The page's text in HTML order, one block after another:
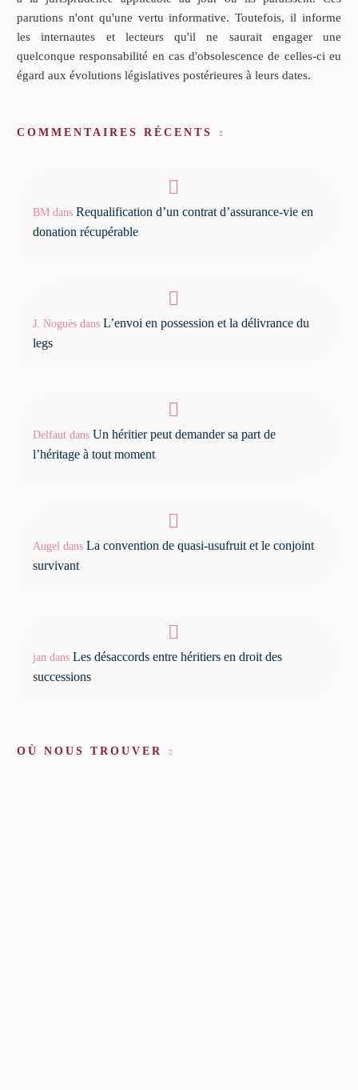
parutions n'ont qu'une vertu informative. Toutefois, il informe
les internautes et lecteurs qu'il ne saurait engager une
quelconque responsabilité en cas d'obsolescence de celles-ci eu
égard aux évolutions législatives postérieures à leurs dates.
COMMENTAIRES RÉCENTS
BM dans Requalification d’un contrat d’assurance-vie en
donation récupérable
J. Noguès dans L’envoi en possession et la délivrance du
legs
Delfaut dans Un héritier peut demander sa part de
l’héritage à tout moment
Augel dans La convention de quasi-usufruit et le conjoint
survivant
jan dans Les désaccords entre héritiers en droit des
successions
OÙ NOUS TROUVER